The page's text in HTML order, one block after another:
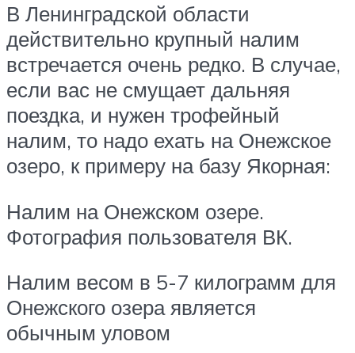
В Ленинградской области
действительно крупный налим
встречается очень редко. В случае,
если вас не смущает дальняя
поездка, и нужен трофейный
налим, то надо ехать на Онежское
озеро, к примеру на базу Якорная:
Налим на Онежском озере.
Фотография пользователя ВК.
Налим весом в 5-7 килограмм для
Онежского озера является
обычным уловом